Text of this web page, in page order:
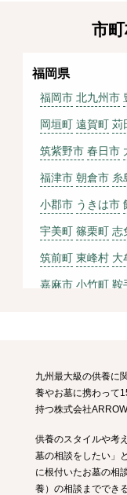
市
福岡県
福岡市 北九州市
岡垣町 遠賀町 苅
筑紫野市 春日市
福津市 朝倉市 糸
小郡市 うきは市
宇美町 篠栗町 志
筑前町 東峰村 大
嘉麻市 小竹町 鞍
佐賀市 唐津市 鳥
小城市 嬉野市 神
長崎県
長崎市 佐世保市
九州最大級の供養に
養やお墓に携わって
持つ株式会社
供養のスタイルや考
墓の相談をしたい」
に根付いたお墓の相
養）の相談まででき